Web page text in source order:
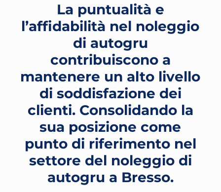
La puntualità e
l’affidabilità nel noleggio
di autogru
contribuiscono a
mantenere un alto livello
di soddisfazione dei
clienti. Consolidando la
sua posizione come
punto di riferimento nel
settore del noleggio di
autogru a Bresso.